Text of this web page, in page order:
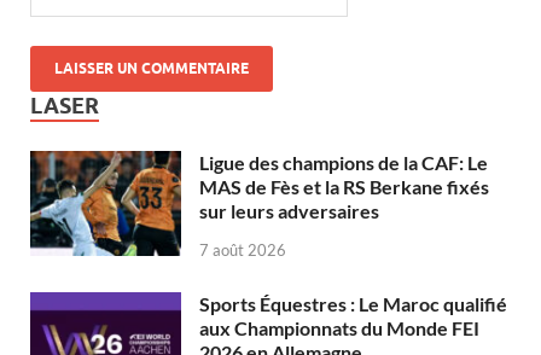
LASER
Ligue des champions de la CAF: Le
MAS de Fès et la RS Berkane fixés
sur leurs adversaires
7 août 2026
Sports Équestres : Le Maroc qualifié
aux Championnats du Monde FEI